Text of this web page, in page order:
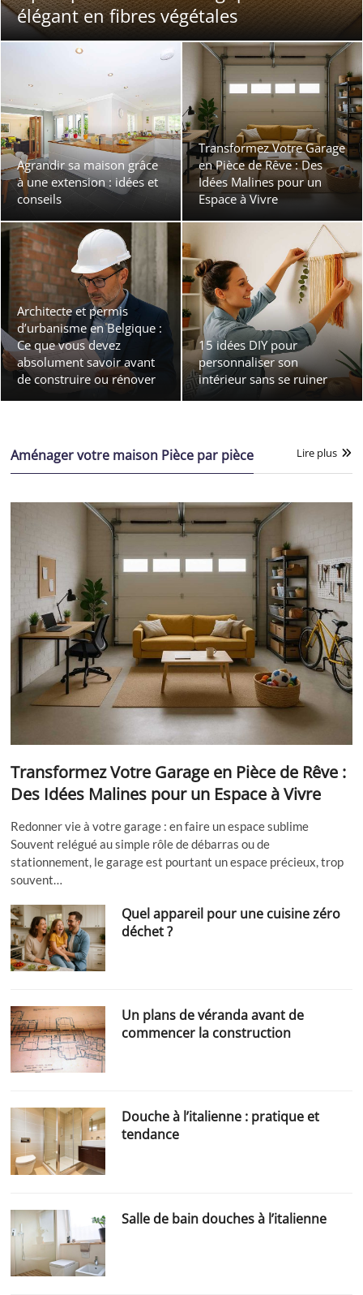
élégant en fibres végétales
Agrandir sa maison grâce
à une extension : idées et
conseils
Transformez Votre Garage
en Pièce de Rêve : Des
Idées Malines pour un
Espace à Vivre
Architecte et permis
d’urbanisme en Belgique :
Ce que vous devez
absolument savoir avant
de construire ou rénover
15 idées DIY pour
personnaliser son
intérieur sans se ruiner
Aménager votre maison Pièce par pièce Lire plus
Transformez Votre Garage en Pièce de Rêve :
Des Idées Malines pour un Espace à Vivre
Redonner vie à votre garage : en faire un espace sublime
Souvent relégué au simple rôle de débarras ou de
stationnement, le garage est pourtant un espace précieux, trop
souvent…
Quel appareil pour une cuisine zéro
déchet ?
Un plans de véranda avant de
commencer la construction
Douche à l’italienne : pratique et
tendance
Salle de bain douches à l’italienne